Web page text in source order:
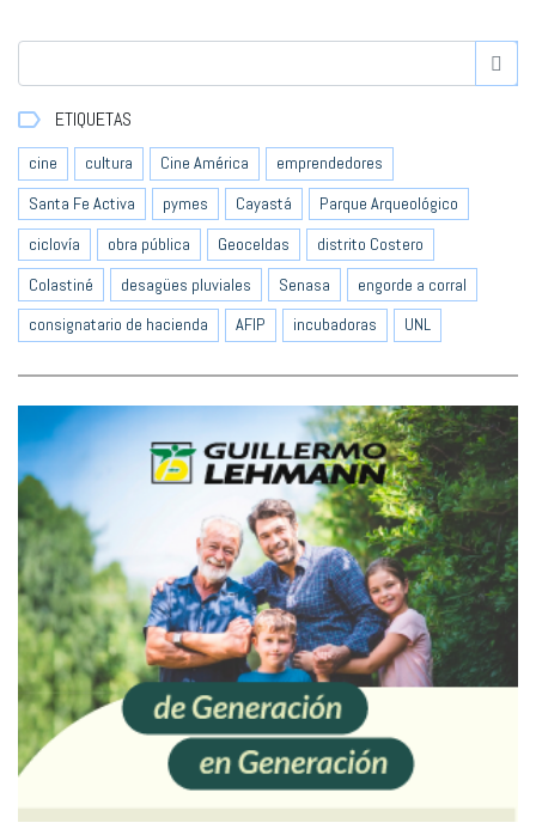
ETIQUETAS
cine cultura Cine América
emprendedores
Santa Fe Activa
pymes Cayastá
Parque Arqueológico
ciclovía
obra pública Geoceldas
distrito Costero
Colastiné
desagües pluviales Senasa
engorde a corral
consignatario de hacienda
AFIP incubadoras UNL